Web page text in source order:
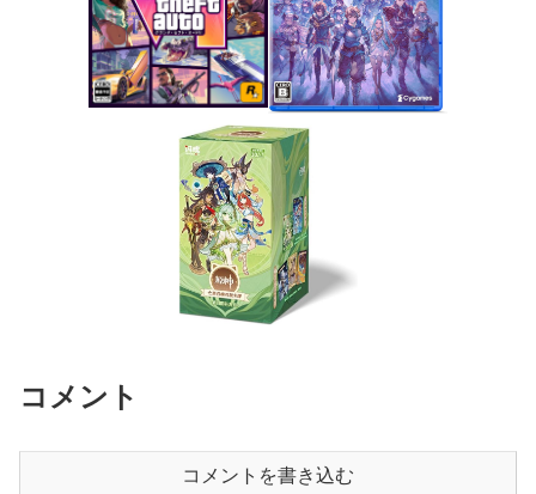
コメント
コメントを書き込む